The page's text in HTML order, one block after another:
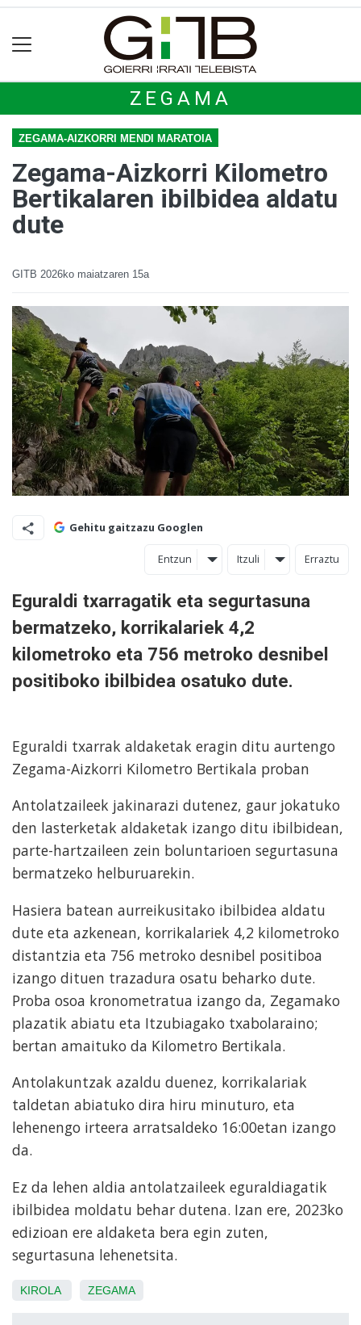
ZEGAMA
ZEGAMA-AIZKORRI MENDI MARATOIA
Zegama-Aizkorri Kilometro
Bertikalaren ibilbidea aldatu
dute
GITB 2026ko maiatzaren 15a
Gehitu gaitzazu Googlen
Entzun Itzuli Erraztu
Eguraldi txarragatik eta segurtasuna
bermatzeko, korrikalariek 4,2
kilometroko eta 756 metroko desnibel
positiboko ibilbidea osatuko dute.
Eguraldi txarrak aldaketak eragin ditu aurtengo
Zegama-Aizkorri Kilometro Bertikala proban
Antolatzaileek jakinarazi dutenez, gaur jokatuko
den lasterketak aldaketak izango ditu ibilbidean,
parte-hartzaileen zein boluntarioen segurtasuna
bermatzeko helburuarekin.
Hasiera batean aurreikusitako ibilbidea aldatu
dute eta azkenean, korrikalariek 4,2 kilometroko
distantzia eta 756 metroko desnibel positiboa
izango dituen trazadura osatu beharko dute.
Proba osoa kronometratua izango da, Zegamako
plazatik abiatu eta Itzubiagako txabolaraino;
bertan amaituko da Kilometro Bertikala.
Antolakuntzak azaldu duenez, korrikalariak
taldetan abiatuko dira hiru minuturo, eta
lehenengo irteera arratsaldeko 16:00etan izango
da.
Ez da lehen aldia antolatzaileek eguraldiagatik
ibilbidea moldatu behar dutena. Izan ere, 2023ko
edizioan ere aldaketa bera egin zuten,
segurtasuna lehenetsita.
KIROLA ZEGAMA